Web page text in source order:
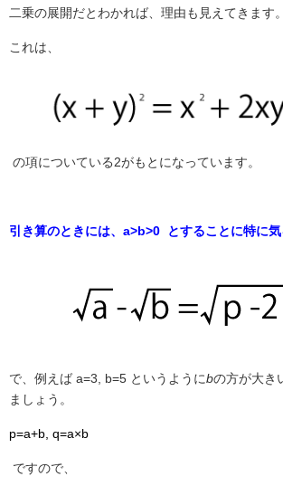
二乗の展開だとわかれば、理由も見えてきます。
これは、
の項についている2がもとになっています。
引き算のときには、a>b>0 とすることに特に気
で、例えば a=3, b=5 というようにbの方が大き
ましょう。
p=a+b, q=a×b
ですので、